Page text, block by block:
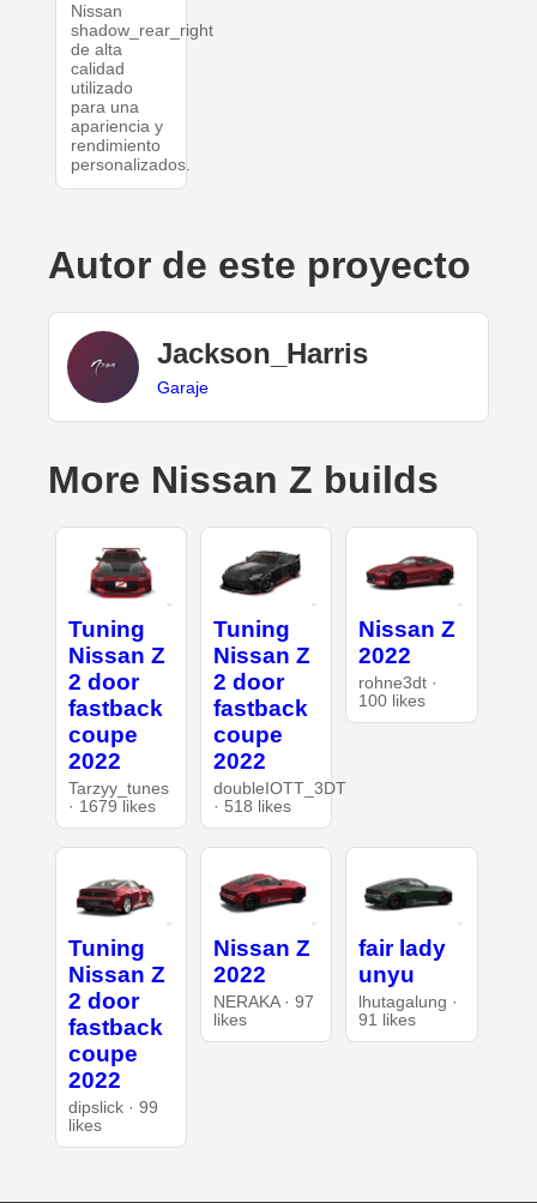
Nissan
shadow_rear_right
de alta
calidad
utilizado
para una
apariencia y
rendimiento
personalizados.
Autor de este proyecto
Jackson_Harris
Garaje
More Nissan Z builds
Tuning
Nissan Z
2 door
fastback
coupe
2022
Tarzyy_tunes
· 1679 likes
Tuning
Nissan Z
2 door
fastback
coupe
2022
doubleIOTT_3DT
· 518 likes
Nissan Z
2022
rohne3dt ·
100 likes
Tuning
Nissan Z
2 door
fastback
coupe
2022
dipslick · 99
likes
Nissan Z
2022
NERAKA · 97
likes
fair lady
unyu
lhutagalung ·
91 likes